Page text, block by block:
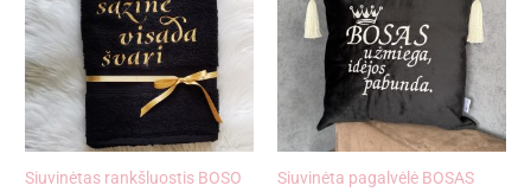
Siuvinėtas rankšluostis BOSO
Siuvinėta pagalvėlė BOSAS